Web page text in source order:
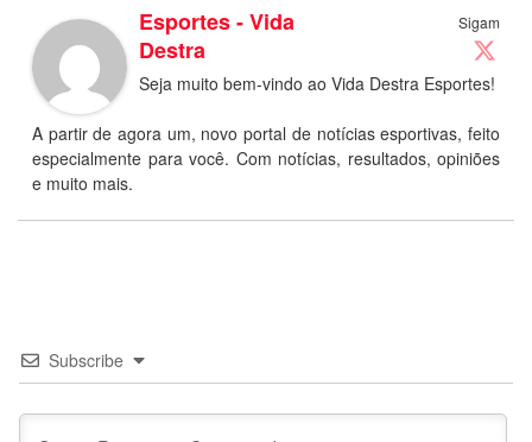
Sigam
Esportes - Vida
Destra
Seja muito bem-vindo ao Vida Destra Esportes!
A partir de agora um, novo portal de notícias esportivas, feito
especialmente para você. Com notícias, resultados, opiniões
e muito mais.
Subscribe